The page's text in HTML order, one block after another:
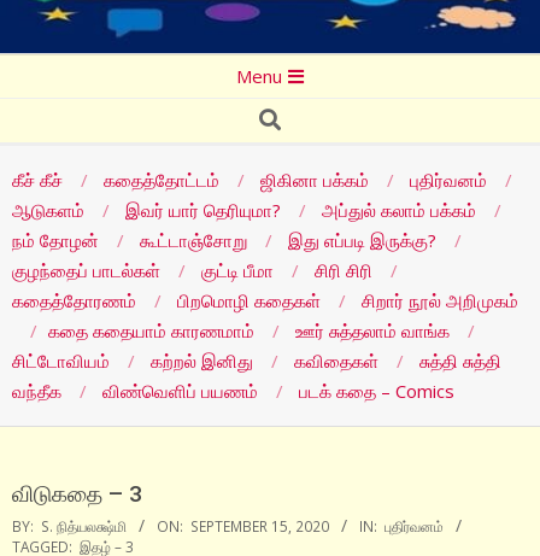
Menu
Search
கீச் கீச் கதைத்தோட்டம் ஜிகினா பக்கம்
புதிர்வனம்
ஆடுகளம்
இவர் யார் தெரியுமா?
அப்துல் கலாம் பக்கம்
நம் தோழன்
கூட்டாஞ்சோறு
இது எப்படி இருக்கு?
குழந்தைப் பாடல்கள்
குட்டி பீமா
சிரி சிரி
கதைத்தோரணம்
பிறமொழி கதைகள்
சிறார் நூல் அறிமுகம்
கதை கதையாம் காரணமாம்
ஊர் சுத்தலாம் வாங்க
சிட்டோவியம்
கற்றல் இனிது கவிதைகள்
சுத்தி சுத்தி
வந்தீக
விண்வெளிப் பயணம் படக் கதை – Comics
விடுகதை – 3
BY: S. நித்யலக்ஷ்மி ON: SEPTEMBER 15, 2020 IN: புதிர்வனம்
TAGGED: இதழ் – 3